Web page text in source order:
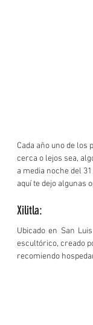
Cada año uno de
cerca o lejos sea,
a media noche del
aquí te dejo algunas
Xilitla:
Ubicado en San
escultórico, creado
recomiendo